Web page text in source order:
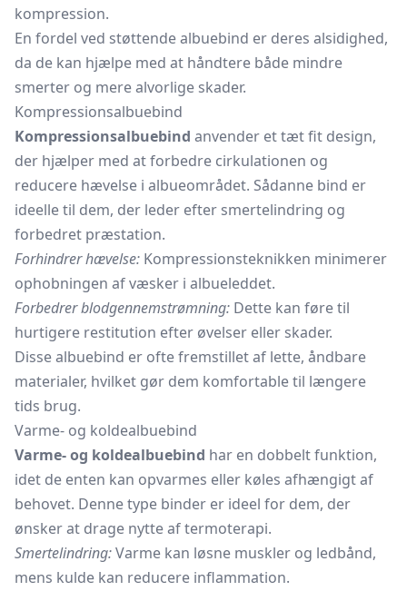
kompression.
En fordel ved støttende albuebind er deres alsidighed,
da de kan hjælpe med at håndtere både mindre
smerter og mere alvorlige skader.
Kompressionsalbuebind
Kompressionsalbuebind anvender et tæt fit design,
der hjælper med at forbedre cirkulationen og
reducere hævelse i albueområdet. Sådanne bind er
ideelle til dem, der leder efter smertelindring og
forbedret præstation.
Forhindrer hævelse: Kompressionsteknikken minimerer
ophobningen af væsker i albueleddet.
Forbedrer blodgennemstrømning: Dette kan føre til
hurtigere restitution efter øvelser eller skader.
Disse albuebind er ofte fremstillet af lette, åndbare
materialer, hvilket gør dem komfortable til længere
tids brug.
Varme- og koldealbuebind
Varme- og koldealbuebind har en dobbelt funktion,
idet de enten kan opvarmes eller køles afhængigt af
behovet. Denne type binder er ideel for dem, der
ønsker at drage nytte af termoterapi.
Smertelindring:Varme kan løsne muskler og ledbånd,
mens kulde kan reducere inflammation.